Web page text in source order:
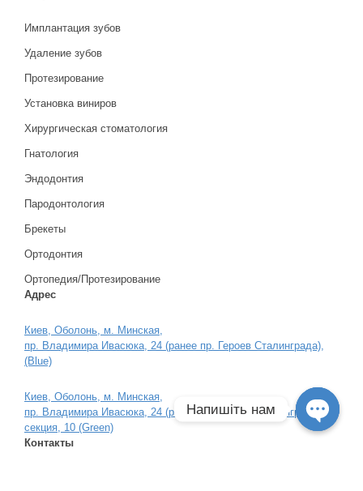
Имплантация зубов
Удаление зубов
Протезирование
Установка виниров
Хирургическая стоматология
Гнатология
Эндодонтия
Пародонтология
Брекеты
Ортодонтия
Ортопедия/Протезирование
Адрес
Киев, Оболонь, м. Минская,
пр. Владимира Ивасюка, 24 (ранее пр. Героев Сталинграда),
(Blue)
Киев, Оболонь, м. Минская,
пр. Владимира Ивасюка, 24 (ранее пр. Героев Сталинграда),
секция, 10 (Green)
Контакты
Напишіть нам